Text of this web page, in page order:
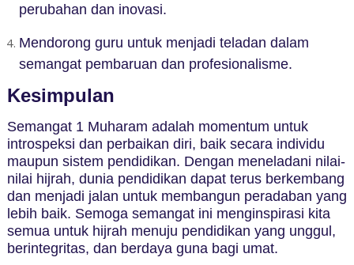
perubahan dan inovasi.
Mendorong guru untuk menjadi teladan dalam
semangat pembaruan dan profesionalisme.
Kesimpulan
Semangat 1 Muharam adalah momentum untuk
introspeksi dan perbaikan diri, baik secara individu
maupun sistem pendidikan. Dengan meneladani nilai-
nilai hijrah, dunia pendidikan dapat terus berkembang
dan menjadi jalan untuk membangun peradaban yang
lebih baik. Semoga semangat ini menginspirasi kita
semua untuk hijrah menuju pendidikan yang unggul,
berintegritas, dan berdaya guna bagi umat.